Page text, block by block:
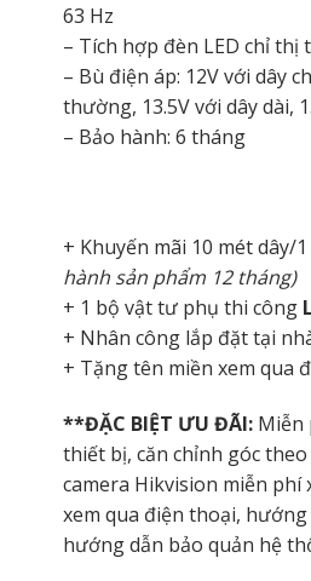
63 Hz
– Tích hợp đèn LED chỉ thị
– Bù điện áp: 12V với dây
thường, 13.5V với dây dài,
– Bảo hành: 6 tháng
+ Khuyến mãi 10 mét dây/1
hành sản phẩm 12 tháng)
+ 1 bộ vật tư phụ thi công
+ Nhân công lắp đặt tại
+ Tặng tên miền xem qua
**ĐẶC BIỆT ƯU ĐÃI:Miễn
thiết bị, căn chỉnh góc theo
camera Hikvision miễn phí
xem qua điện thoại,
hướng dẫn bảo quản hệ